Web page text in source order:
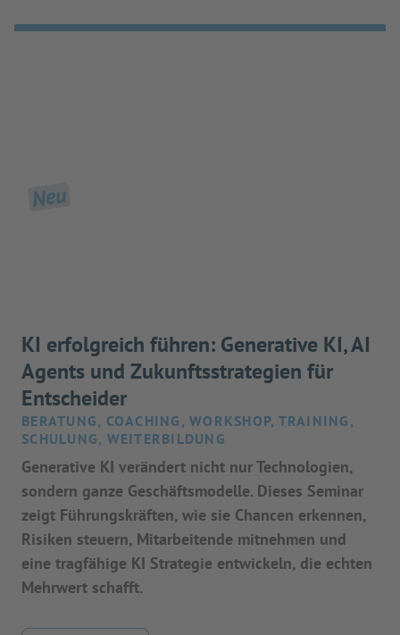
Neu
KI erfolgreich führen: Generative KI, AI
Agents und Zukunftsstrategien für
Entscheider
BERATUNG, COACHING, WORKSHOP, TRAINING,
SCHULUNG, WEITERBILDUNG
Generative KI verändert nicht nur Technologien,
sondern ganze Geschäftsmodelle. Dieses Seminar
zeigt Führungskräften, wie sie Chancen erkennen,
Risiken steuern, Mitarbeitende mitnehmen und
eine tragfähige KI Strategie entwickeln, die echten
Mehrwert schafft.